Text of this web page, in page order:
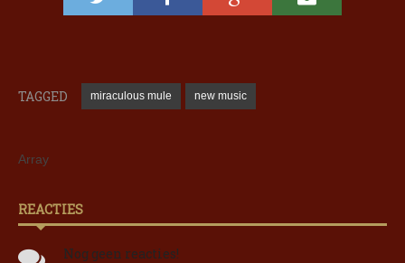
TAGGED miraculous mule new music
Array
REACTIES
Nog geen reacties!